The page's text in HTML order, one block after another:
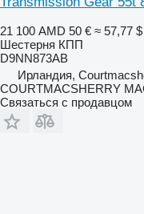
21 100 AMD 50 € ≈ 57,77 $
Шестерня КПП
D9NN873AB
Ирландия,
COURTMACSHERRY
Связаться с продавцом